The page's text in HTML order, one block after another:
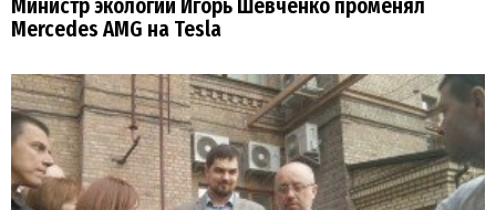
Министр экологии Игорь Шевченко променял
Mercedes AMG на Tesla